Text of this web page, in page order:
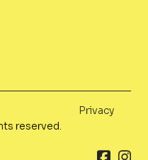
reserved.
Privacy